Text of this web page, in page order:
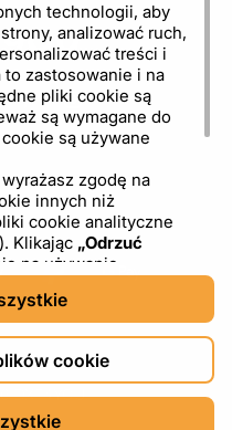
DXF4YOU.
Dollar ($)
technologii, aby
analizować ruch,
treści i
to zastosowanie i na
pliki cookie są
są wymagane do
są używane
wyrażasz zgodę na
innych niż
cookie analityczne
Klikając „Odrzuć
na używanie
plików cookie
Możesz w
wycofać swoją zgodę,
cookie” w dolnej
temat korzystania z
zewnętrznych,
cookie